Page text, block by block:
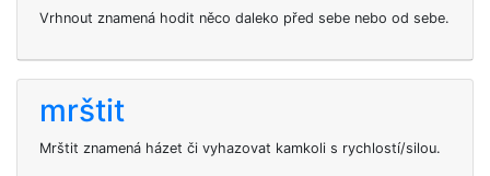
Vrhnout znamená hodit něco daleko před sebe nebo od sebe.
mrštit
Mrštit znamená házet či vyhazovat kamkoli s rychlostí/silou.